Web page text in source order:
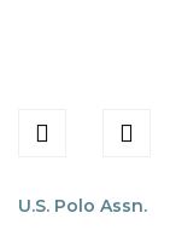
U.S. Polo Assn.